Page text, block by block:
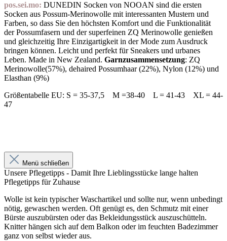
pos.sei.mo: DUNEDIN Socken von NOOAN sind die ersten
Socken aus Possum-Merinowolle mit interessanten Mustern und
Farben, so dass Sie den höchsten Komfort und die Funktionalität
der Possumfasern und der superfeinen ZQ Merinowolle genießen
und gleichzeitig Ihre Einzigartigkeit in der Mode zum Ausdruck
bringen können. Leicht und perfekt für Sneakers und urbanes
Leben. Made in New Zealand. Garnzusammensetzung: ZQ
Merinowolle(57%), dehaired Possumhaar (22%), Nylon (12%) und
Elasthan (9%)
Größentabelle EU: S = 35-37,5 M =38-40 L = 41-43 XL = 44-
47
Menü schließen
Unsere Pflegetipps - Damit Ihre Lieblingsstücke lange halten
Pflegetipps für Zuhause
Wolle ist kein typischer Waschartikel und sollte nur, wenn unbedingt
nötig, gewaschen werden. Oft genügt es, den Schmutz mit einer
Bürste auszubürsten oder das Bekleidungsstück auszuschütteln.
Knitter hängen sich auf dem Balkon oder im feuchten Badezimmer
ganz von selbst wieder aus.